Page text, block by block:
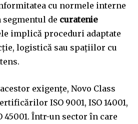
cu normele interne
de curatenie
implică proceduri adaptate
logistică sau spațiilor cu
exigențe, Novo Class
ISO 9001, ISO 14001,
45001. Într-un sector în care